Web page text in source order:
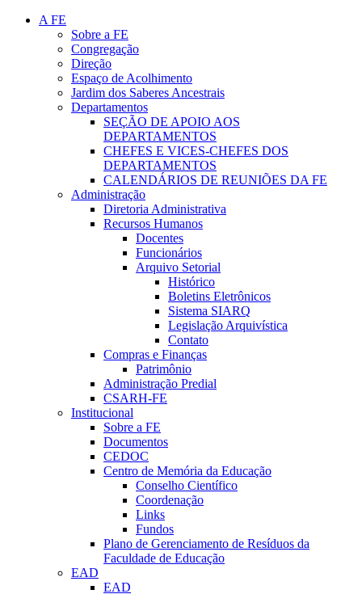
A FE
Sobre a FE
Congregação
Direção
Espaço de Acolhimento
Jardim dos Saberes Ancestrais
Departamentos
SEÇÃO DE APOIO AOS
DEPARTAMENTOS
CHEFES E VICES-CHEFES DOS
DEPARTAMENTOS
CALENDÁRIOS DE REUNIÕES DA FE
Administração
Diretoria Administrativa
Recursos Humanos
Docentes
Funcionários
Arquivo Setorial
Histórico
Boletins Eletrônicos
Sistema SIARQ
Legislação Arquivística
Contato
Compras e Finanças
Patrimônio
Administração Predial
CSARH-FE
Institucional
Sobre a FE
Documentos
CEDOC
Centro de Memória da Educação
Conselho Científico
Coordenação
Links
Fundos
Plano de Gerenciamento de Resíduos da
Faculdade de Educação
EAD
EAD